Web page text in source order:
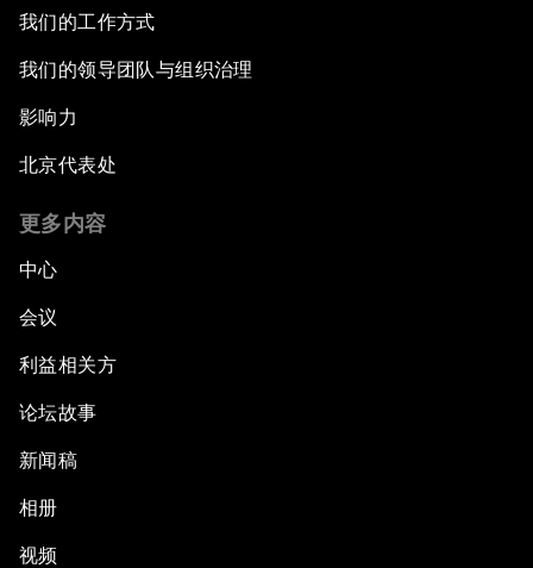
我们的工作方式
我们的领导团队与组织治理
影响力
北京代表处
更多内容
中心
会议
利益相关方
论坛故事
新闻稿
相册
视频